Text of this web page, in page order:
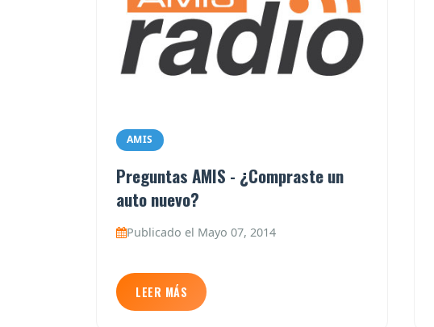
AMIS
Preguntas AMIS - ¿Compraste un
auto nuevo?
Publicado el Mayo 07, 2014
LEER MÁS